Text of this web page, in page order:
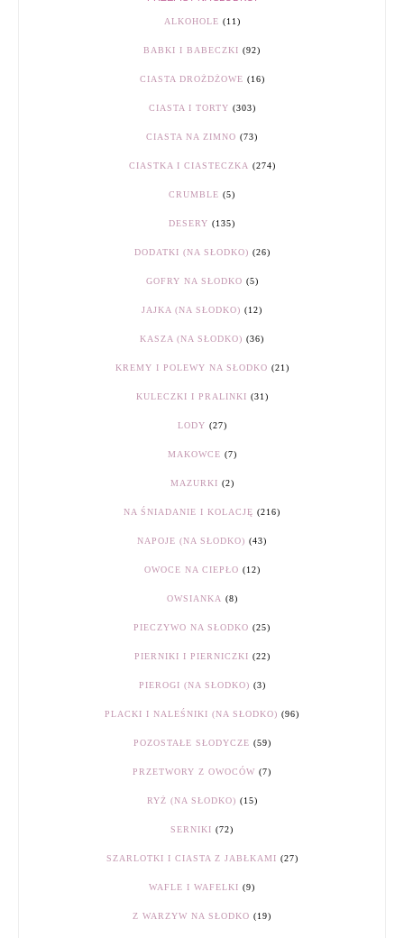
ALKOHOLE (11)
BABKI I BABECZKI (92)
CIASTA DROŻDŻOWE (16)
CIASTA I TORTY (303)
CIASTA NA ZIMNO (73)
CIASTKA I CIASTECZKA (274)
CRUMBLE (5)
DESERY (135)
DODATKI (NA SŁODKO) (26)
GOFRY NA SŁODKO (5)
JAJKA (NA SŁODKO) (12)
KASZA (NA SŁODKO) (36)
KREMY I POLEWY NA SŁODKO (21)
KULECZKI I PRALINKI (31)
LODY (27)
MAKOWCE (7)
MAZURKI (2)
NA ŚNIADANIE I KOLACJĘ (216)
NAPOJE (NA SŁODKO) (43)
OWOCE NA CIEPŁO (12)
OWSIANKA (8)
PIECZYWO NA SŁODKO (25)
PIERNIKI I PIERNICZKI (22)
PIEROGI (NA SŁODKO) (3)
PLACKI I NALEŚNIKI (NA SŁODKO) (96)
POZOSTAŁE SŁODYCZE (59)
PRZETWORY Z OWOCÓW (7)
RYŻ (NA SŁODKO) (15)
SERNIKI (72)
SZARLOTKI I CIASTA Z JABŁKAMI (27)
WAFLE I WAFELKI (9)
Z WARZYW NA SŁODKO (19)